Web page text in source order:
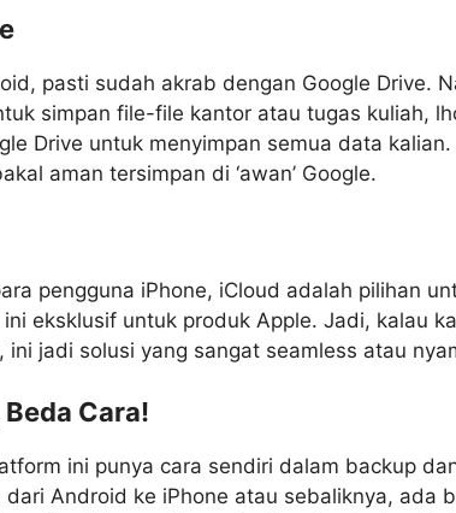
pasti sudah akrab dengan Google Drive.
simpan file-file kantor atau tugas kuliah,
Drive untuk menyimpan semua data
aman tersimpan di ‘awan’ Google.
pengguna iPhone, iCloud adalah pilihan
eksklusif untuk produk Apple. Jadi, kalau
ini jadi solusi yang sangat seamless atau
Cara!
ini punya cara sendiri dalam backup
Android ke iPhone atau sebaliknya, ada